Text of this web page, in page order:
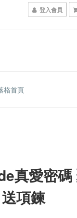
登入會員
格首頁
真愛密碼
項鍊